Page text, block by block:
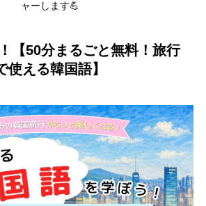
ャーします💪
【50分まるごと無料！旅行
使える韓国語】